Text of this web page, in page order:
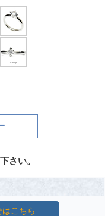
さい。
はこちら